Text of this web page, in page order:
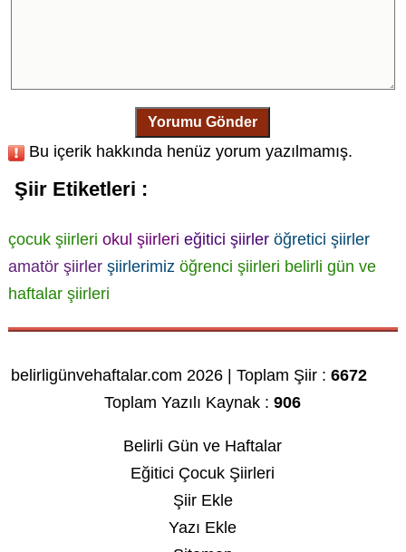
Yorumu Gönder
Bu içerik hakkında henüz yorum yazılmamış.
Şiir Etiketleri :
çocuk şiirleri okul şiirleri eğitici şiirler öğretici şiirler
amatör şiirler şiirlerimiz öğrenci şiirleri belirli gün ve
haftalar şiirleri
belirligünvehaftalar.com 2026 | Toplam Şiir :6672
Toplam Yazılı Kaynak :906
Belirli Gün ve Haftalar
Eğitici Çocuk Şiirleri
Şiir Ekle
Yazı Ekle